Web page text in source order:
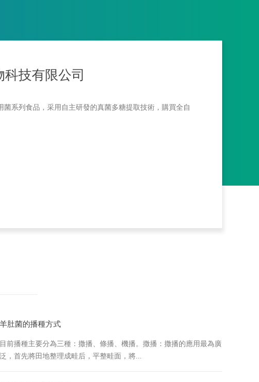
技有限公司
菌系列食品，采用自主研發的真菌多糖提取技術，購買全自
羊肚菌的播種方式
目前播種主要分為三種：撒播、條播、機播。撒播：撒播的應用最為廣
泛，首先將田地整理成畦后，平整畦面，將...